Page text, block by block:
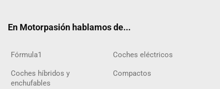
En Motorpasión hablamos de...
Fórmula1 Coches eléctricos
Coches híbridos y
enchufables
Compactos